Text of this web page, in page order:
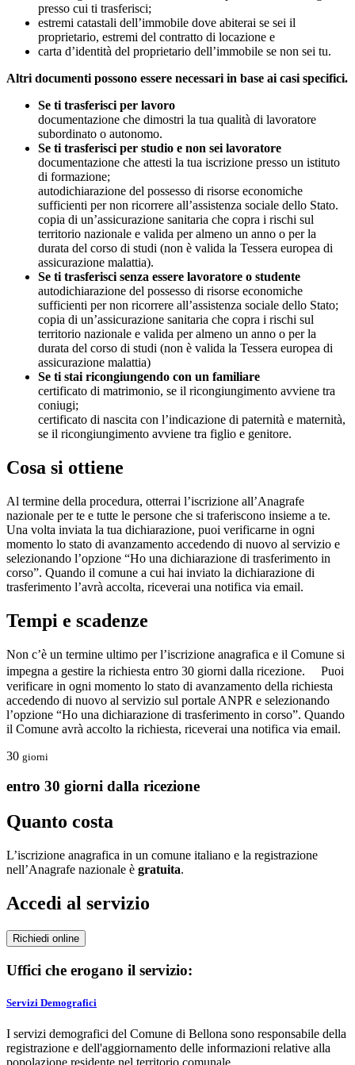
presso cui ti trasferisci;
estremi catastali dell’immobile dove abiterai se sei il
proprietario, estremi del contratto di locazione e
carta d’identità del proprietario dell’immobile se non sei tu.
Altri documenti possono essere necessari in base ai casi specifici.
Se ti trasferisci per lavoro
documentazione che dimostri la tua qualità di lavoratore
subordinato o autonomo.
Se ti trasferisci per studio e non sei lavoratore
documentazione che attesti la tua iscrizione presso un istituto
di formazione;
autodichiarazione del possesso di risorse economiche
sufficienti per non ricorrere all’assistenza sociale dello Stato.
copia di un’assicurazione sanitaria che copra i rischi sul
territorio nazionale e valida per almeno un anno o per la
durata del corso di studi (non è valida la Tessera europea di
assicurazione malattia).
Se ti trasferisci senza essere lavoratore o studente
autodichiarazione del possesso di risorse economiche
sufficienti per non ricorrere all’assistenza sociale dello Stato;
copia di un’assicurazione sanitaria che copra i rischi sul
territorio nazionale e valida per almeno un anno o per la
durata del corso di studi (non è valida la Tessera europea di
assicurazione malattia)
Se ti stai ricongiungendo con un familiare
certificato di matrimonio, se il ricongiungimento avviene tra
coniugi;
certificato di nascita con l’indicazione di paternità e maternità,
se il ricongiungimento avviene tra figlio e genitore.
Cosa si ottiene
Al termine della procedura, otterrai l’iscrizione all’Anagrafe
nazionale per te e tutte le persone che si traferiscono insieme a te.
Una volta inviata la tua dichiarazione, puoi verificarne in ogni
momento lo stato di avanzamento accedendo di nuovo al servizio e
selezionando l’opzione “Ho una dichiarazione di trasferimento in
corso”. Quando il comune a cui hai inviato la dichiarazione di
trasferimento l’avrà accolta, riceverai una notifica via email.
Tempi e scadenze
Non c’è un termine ultimo per l’iscrizione anagrafica e il Comune si
impegna a gestire la richiesta entro 30 giorni dalla ricezione. Puoi
verificare in ogni momento lo stato di avanzamento della richiesta
accedendo di nuovo al servizio sul portale ANPR e selezionando
l’opzione “Ho una dichiarazione di trasferimento in corso”. Quando
il Comune avrà accolto la richiesta, riceverai una notifica via email.
30 giorni
entro 30 giorni dalla ricezione
Quanto costa
L’iscrizione anagrafica in un comune italiano e la registrazione
nell’Anagrafe nazionale è gratuita.
Accedi al servizio
Richiedi online
Uffici che erogano il servizio:
Servizi Demografici
I servizi demografici del Comune di Bellona sono responsabile della
registrazione e dell'aggiornamento delle informazioni relative alla
popolazione residente nel territorio comunale.